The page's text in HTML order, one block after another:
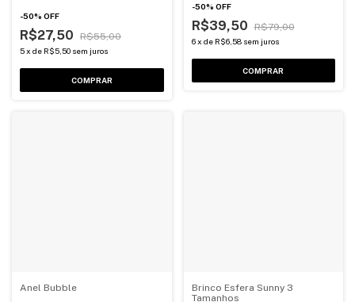
-50% OFF
R$27,50 R$55,00
5x de R$5,50 sem juros
COMPRAR
-50% OFF
R$39,50 R$79,00
6 x de R$6,58 sem juros
COMPRAR
Anel Bubble
Brinco Esfera Sunny 3
Tamanhos